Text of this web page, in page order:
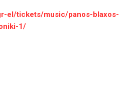
el/tickets/music/panos-blaxos-
1/